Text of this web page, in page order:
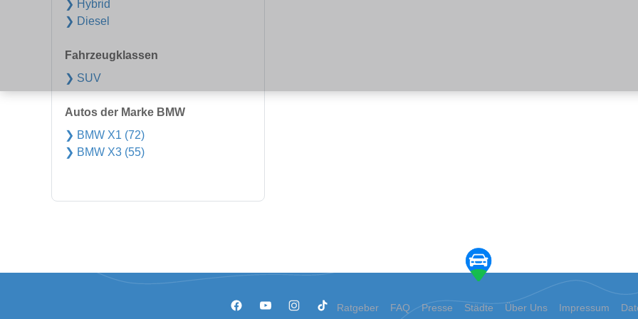
❯ Hybrid
❯ Diesel
Fahrzeugklassen
❯ SUV
Autos der Marke BMW
❯ BMW X1 (72)
❯ BMW X3 (55)
Ratgeber FAQ Presse Städte Über Uns Impressum